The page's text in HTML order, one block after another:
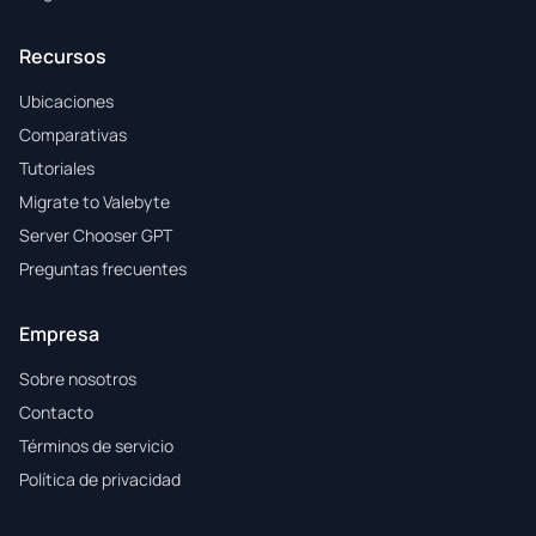
Recursos
Ubicaciones
Comparativas
Tutoriales
Migrate to Valebyte
Server Chooser GPT
Preguntas frecuentes
Empresa
Sobre nosotros
Contacto
Términos de servicio
Política de privacidad